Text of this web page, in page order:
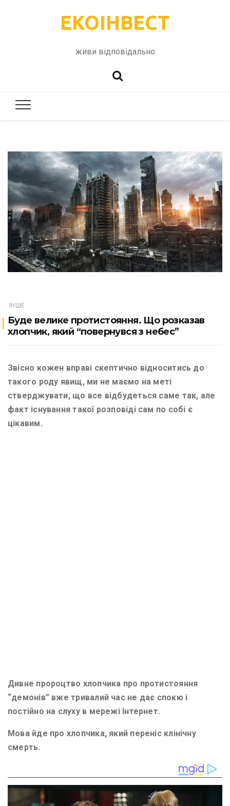
ЕКОІНВЕСТ
живи відповідально
ІНШЕ
Буде велике протистояння. Що розказав
хлопчик, який “повернувся з небес”
Звісно кожен вправі скептично відноситись до
такого роду явищ, ми не маємо на меті
стверджувати, що все відбудеться саме так, але
факт існування такої розповіді сам по собі є
цікавим.
Дивне пророцтво хлопчика про протистояння
“демонів” вже тривалий час не дає спокю і
постійно на слуху в мережі Інтернет.
Мова йде про хлопчика, який переніс клінічну
смерть.